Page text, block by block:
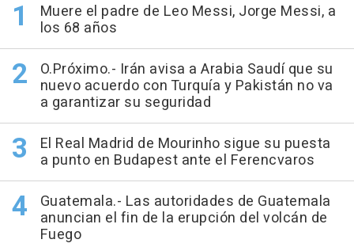
Muere el padre de Leo Messi, Jorge Messi, a
los 68 años
O.Próximo.- Irán avisa a Arabia Saudí que su
nuevo acuerdo con Turquía y Pakistán no va
a garantizar su seguridad
El Real Madrid de Mourinho sigue su puesta
a punto en Budapest ante el Ferencvaros
Guatemala.- Las autoridades de Guatemala
anuncian el fin de la erupción del volcán de
Fuego